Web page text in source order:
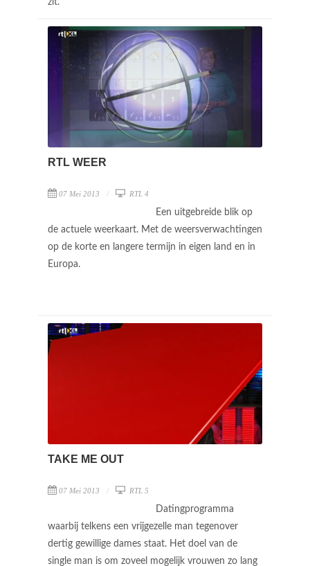
RTL WEER
07 Mei 2013 RTL 4
Een uitgebreide blik op
de actuele weerkaart. Met de weersverwachtingen
op de korte en langere termijn in eigen land en in
Europa.
TAKE ME OUT
07 Mei 2013 RTL 5
Datingprogramma
waarbij telkens een vrijgezelle man tegenover
dertig gewillige dames staat. Het doel van de
single man is om zoveel mogelijk vrouwen zo lang